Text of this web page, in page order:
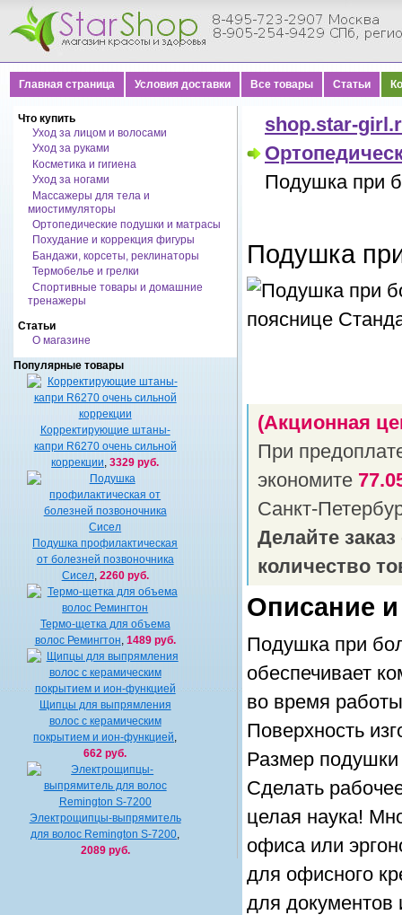
Главная страница Условия доставки Все товары Статьи
Что купить
Уход за лицом и волосами
Уход за руками
Косметика и гигиена
Уход за ногами
Массажеры для тела и
миостимуляторы
Ортопедические подушки и матрасы
Похудание и коррекция фигуры
Бандажи, корсеты, реклинаторы
Термобелье и грелки
Спортивные товары и домашние
тренажеры
Статьи
О магазине
Популярные товары
Корректирующие штаны-
капри R6270 очень сильной
коррекции ,3329 руб.
Подушка профилактическая
от болезней позвоночника
Сисел, 2260 руб.
Термо-щетка для объема
волос Ремингтон 1489 руб.
Щипцы для выпрямления
волос с керамическим
покрытием и ион-функцией
662 руб.
Электрощипцы-выпрямитель
для волос Remington S-7200
2089 руб.
shop.star-
Подушка при
Подушка
(Акционная
При
экономите
Санкт-
Делайте
количество
Описание
Подушка при
обеспечивает
во время
Поверхность
Размер
Сделать
целая наука!
офиса или
для офисного
для документов